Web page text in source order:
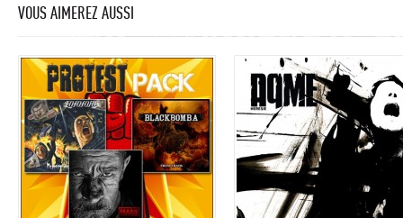
VOUS AIMEREZ AUSSI